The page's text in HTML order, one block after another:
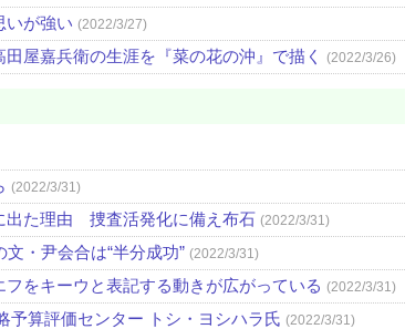
いが強い (2022/3/27)
田屋嘉兵衛の生涯を『菜の花の沖』で描く (2022/3/26)
(2022/3/31)
出た理由 捜査活発化に備え布石 (2022/3/31)
文・尹会合は“半分成功” (2022/3/31)
フをキーウと表記する動きが広がっている (2022/3/31)
予算評価センター トシ・ヨシハラ氏 (2022/3/31)